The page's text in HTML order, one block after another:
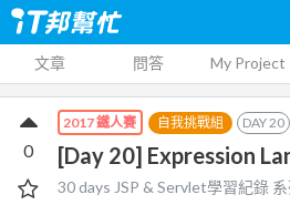
文章 問答 My Project
2017 鐵人賽 自我挑戰組 DAY20
[Day 20] Expression
30 days JSP & Servlet學習紀錄
0